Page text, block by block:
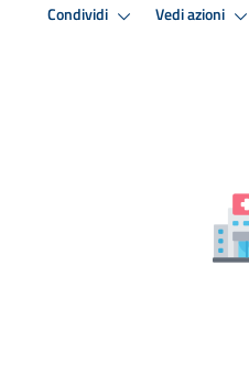
Condividi Vedi azioni